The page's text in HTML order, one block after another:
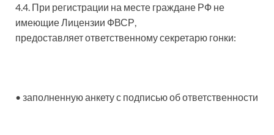
4.4. При регистрации на месте граждане РФ не
имеющие Лицензии ФВСР,
предоставляет ответственному секретарю гонки:
• заполненную анкету с подписью об ответственности